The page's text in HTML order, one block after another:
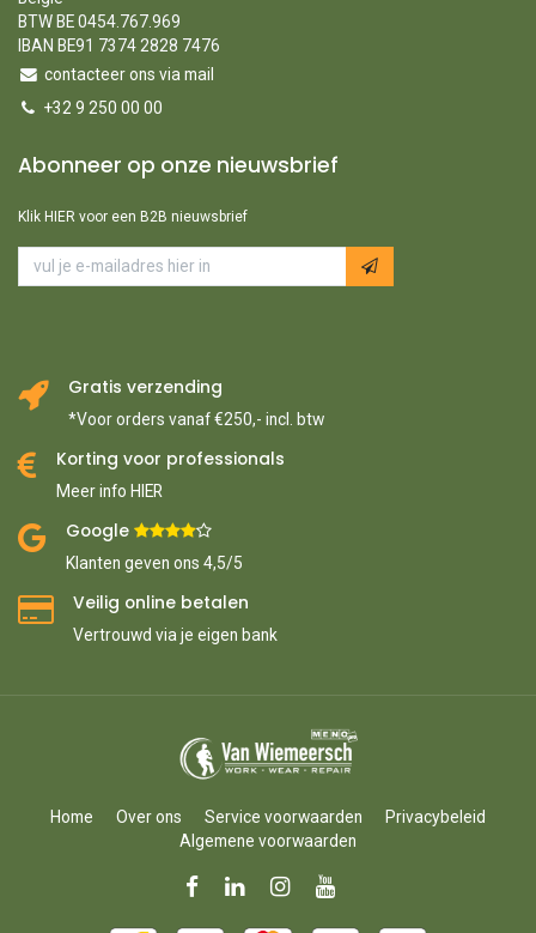
BTW BE 0454.767.969
IBAN BE91 7374 2828 7476
contacteer ons via mail
+32 9 250 00 00
Abonneer op onze nieuwsbrief
Klik HIER voor een B2B nieuwsbrief
Gratis verzending
*Voor orders vanaf €250,- incl. btw
Korting voor professionals
Meer info HIER
Google ​
Klanten geven ons 4,5/5
Veilig online betalen
Vertrouwd via je eigen bank
Home Over ons Service voorwaarden
Privacybeleid
Algemene voorwaarden